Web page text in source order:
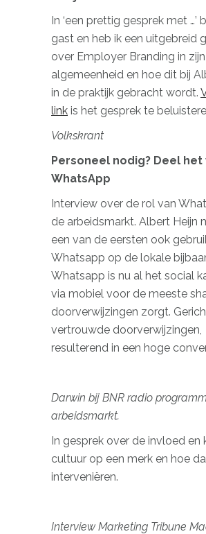
In ‘een prettig gesprek met …’
gast en heb ik een uitgebreid
over Employer Branding in zijn
algemeenheid en hoe dit bij
in de praktijk gebracht wordt.
link is het gesprek te
Volkskrant
Personeel nodig? Deel het
WhatsApp
Interview over de rol van
de arbeidsmarkt. Albert Heijn
een van de eersten ook
Whatsapp op de lokale
Whatsapp is nu al het social
via mobiel voor de meeste
doorverwijzingen zorgt.
vertrouwde doorverwijzingen,
resulterend in een hoge
Darwin bij BNR radio
arbeidsmarkt.
In gesprek over de invloed en
cultuur op een merk en hoe
interveniëren.
Interview Marketing Tribune